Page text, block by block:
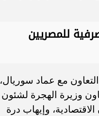
للمصريين
مع عماد سوريال،
وزيرة الهجرة لشئون
وإيهاب درة